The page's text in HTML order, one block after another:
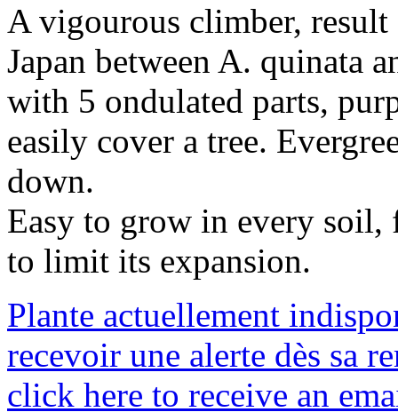
A vigourous climber,
Japan between A. quinata
with 5 ondulated parts,
easily cover a tree.
down.
Easy to grow in every
to limit its expansion.
Plante actuellement
recevoir une alerte dès sa
click here to receive an